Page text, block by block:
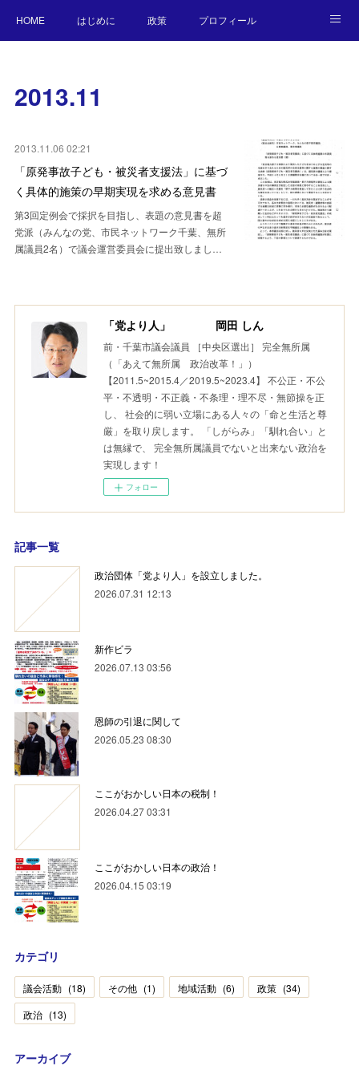
HOME はじめに 政策 プロフィール
2013.11
2013.11.06 02:21
「原発事故子ども・被災者支援法」に基づ
く具体的施策の早期実現を求める意見書
第3回定例会で採択を目指し、表題の意見書を超
党派（みんなの党、市民ネットワーク千葉、無所
属議員2名）で議会運営委員会に提出致しまし…
「党より人」 岡田 しん
前・千葉市議会議員 ［中央区選出］ 完全無所属
（「あえて無所属 政治改革！」）
【2011.5~2015.4／2019.5~2023.4】 不公正・不公
平・不透明・不正義・不条理・理不尽・無節操を正
し、 社会的に弱い立場にある人々の「命と生活と尊
厳」を取り戻します。 「しがらみ」「馴れ合い」と
は無縁で、 完全無所属議員でないと出来ない政治を
実現します！
フォロー
記事一覧
政治団体「党より人」を設立しました。
2026.07.31 12:13
新作ビラ
2026.07.13 03:56
恩師の引退に関して
2026.05.23 08:30
ここがおかしい日本の税制！
2026.04.27 03:31
ここがおかしい日本の政治！
2026.04.15 03:19
カテゴリ
議会活動 (18) その他 (1) 地域活動 (6) 政策 (34)
政治 (13)
アーカイブ